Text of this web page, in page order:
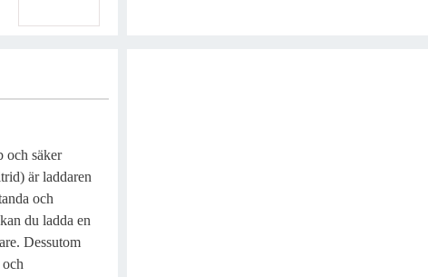
och säker
är laddaren
och
du ladda en
Dessutom